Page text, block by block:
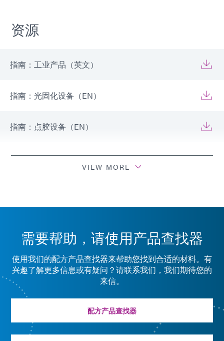
资源
指南：工业产品（英文）
指南：光固化设备（EN）
指南：点胶设备（EN）
指南：工业产品（欧洲|EN）
指南：工业产品（亚洲|EN）
指南：光固化设备（亚洲|EN）
VIEW MORE
需要帮助，请使用产品查找器
使用我们的配方产品查找器来帮助您找到合适的材料。有
兴趣了解更多信息或有疑问？请联系我们，我们期待您的
来信。
配方产品查找器